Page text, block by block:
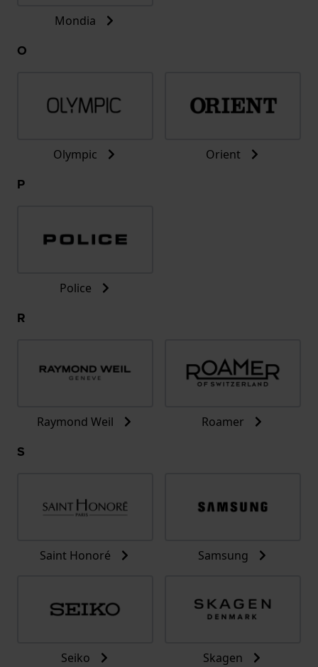
Mondia
O
Olympic Orient
P
Police
R
Raymond Weil Roamer
S
Saint Honoré Samsung
Seiko Skagen